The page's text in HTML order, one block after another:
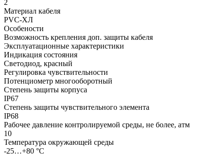
2
Материал кабеля
PVC-ХЛ
Особености
Возможность крепления доп. защиты кабеля
Эксплуатационные характеристики
Индикация состояния
Светодиод, красный
Регулировка чувствительности
Потенциометр многооборотный
Степень защиты корпуса
IP67
Степень защиты чувствительного элемента
IP68
Рабочее давление контролируемой среды, не более, атм
10
Температура окружающей среды
-25…+80 °С